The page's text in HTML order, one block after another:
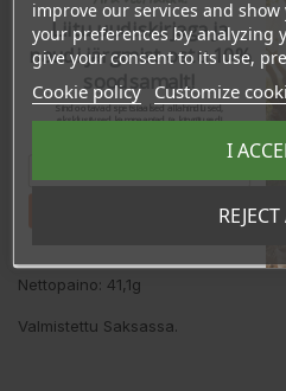
Kitosaani
240mg
480mg
Omenapektiini100mg
200mg
C-vitamiini
30mg 60mg
Kromi
7,5µg 15µg
*vuorokautisen saannin vertailuarvo
Ilmoitettua suositeltua
Tuote ei korvaa monipuolista
Nettopaino: 41,1g
Valmistettu Saksassa.
improve our services and
your preferences by analyzing
give your consent to its use,
Cookie policy Customize
I
Liitu uudiskirjaga ja
naudi järgmist ostu 10%
soodsamalt!
Sind ootavad spetsiaalsed allahindlused,
eksklusiivsed kampaaniad ja kingitused!